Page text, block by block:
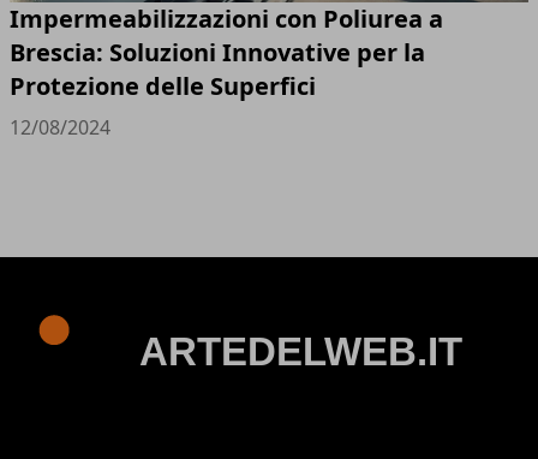
Impermeabilizzazioni con Poliurea a
Brescia: Soluzioni Innovative per la
Protezione delle Superfici
12/08/2024